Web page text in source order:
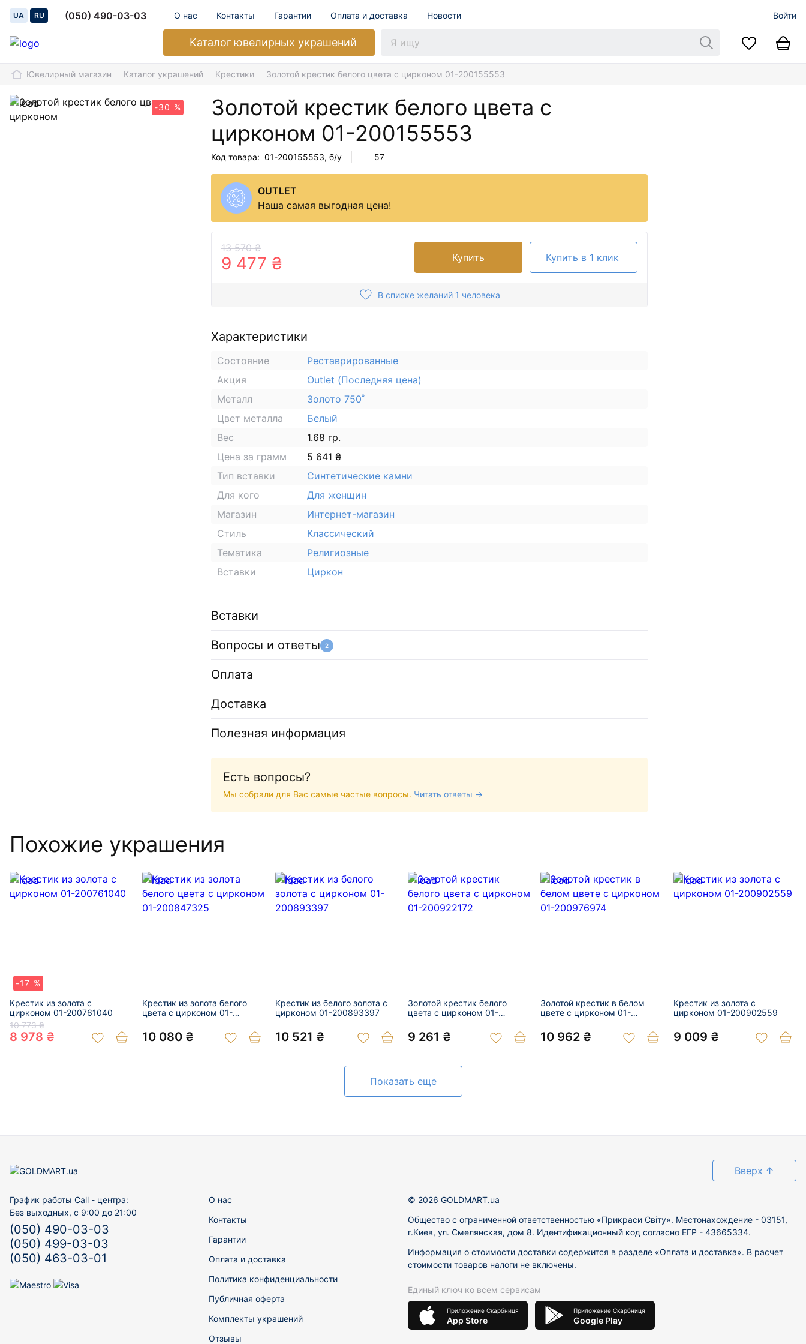
UA RU (050) 490-03-03 О нас Контакты Гарантии Оплата и доставка Новости Войти
Каталогювелирных украшений
Ювелирный магазин Каталог украшений Крестики Золотой крестик белого цвета с цирконом 01-200155553
-30 %
Золотой крестик белого цвета с
цирконом 01-200155553
Код товара: 01-200155553, б/у 57
OUTLET
Наша самая выгодная цена!
13 570 ₴
9 477 ₴ Купить Купить в 1 клик
В списке желаний 1 человека
Характеристики
Состояние
Реставрированные
Акция
Outlet (Последняя цена)
Металл
Золото 750˚
Цвет металла
Белый
Вес
1.68 гр.
Цена за грамм
5 641 ₴
Тип вставки
Синтетические камни
Для кого
Для женщин
Магазин
Интернет-магазин
Стиль
Классический
Тематика
Религиозные
Вставки
Циркон
Вставки
Вопросы и ответы 2
Оплата
Доставка
Полезная информация
Есть вопросы?
Мы собрали для Вас самые частые вопросы. Читать ответы →
Похожие украшения
-17 %
Крестик из золота с
цирконом 01-200761040
10 773 ₴
8 978 ₴
Крестик из золота белого
цвета с цирконом 01-
10 080 ₴
Крестик из белого золота с
цирконом 01-200893397
10 521 ₴
Золотой крестик белого
цвета с цирконом 01-
9 261 ₴
Золотой крестик в белом
цвете с цирконом 01-
10 962 ₴
Крестик из золота с
цирконом 01-200902559
9 009 ₴
Показать еще
Вверх ↑
График работы Call - центра:
Без выходных, с 9:00 до 21:00
(050) 490-03-03
(050) 499-03-03
(050) 463-03-01
О нас
Контакты
Гарантии
Оплата и доставка
Политика конфиденциальности
Публичная оферта
Комплекты украшений
Отзывы
© 2026 GOLDMART.ua
Общество с ограниченной ответственностью «Прикраси Світу». Местонахождение - 03151,
г.Киев, ул. Смелянская, дом 8. Идентификационный код согласно ЕГР - 43665334.
Информация о стоимости доставки содержится в разделе «Оплата и доставка». В расчет
стоимости товаров налоги не включены.
Единый ключ ко всем сервисам
Приложение Скарбниця
App Store
Приложение Скарбниця
Google Play